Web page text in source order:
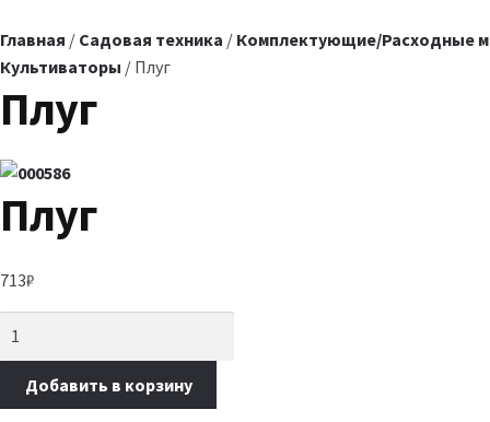
Главная / Садовая техника / Комплектующие/Расходные
Культиваторы / Плуг
Плуг
Плуг
713₽
Добавить в корзину